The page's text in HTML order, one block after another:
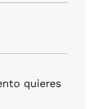
quieres